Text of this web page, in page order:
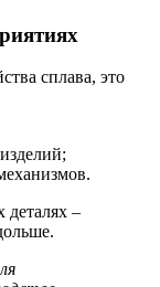
сплава, это
деталях –